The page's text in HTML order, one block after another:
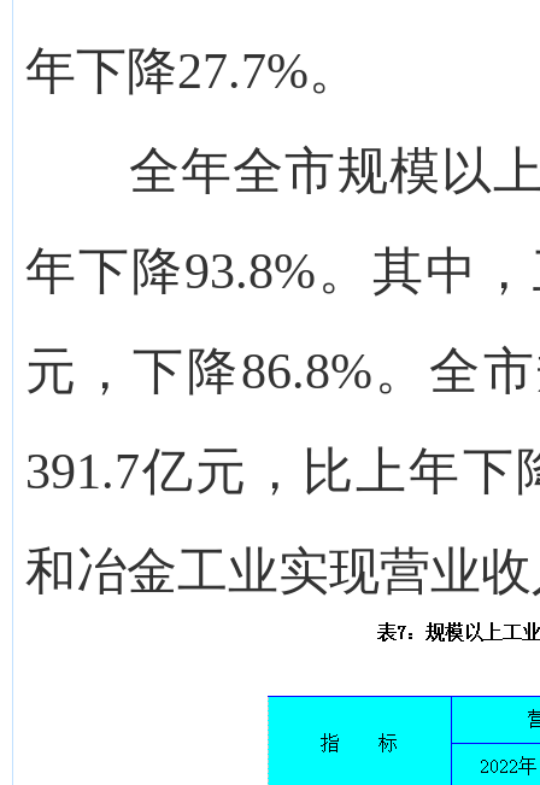
年下降27.7%。
全年全市规模以上
年下降93.8%。其中
元，下降86.8%。全
391.7亿元，比上年
和冶金工业实现营业